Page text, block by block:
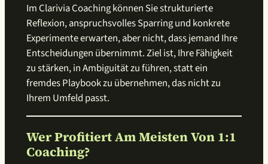
Im Clarivia Coaching können Sie strukturierte
Reflexion, anspruchsvolles Sparring und konkrete
Experimente erwarten, aber nicht, dass jemand Ihre
Entscheidungen übernimmt. Ziel ist, Ihre Fähigkeit
zu stärken, in Ambiguität zu führen, statt ein
fremdes Playbook zu übernehmen, das nicht zu
Ihrem Umfeld passt.
Wer Profitiert Am Meisten Von 1:1
Coaching?